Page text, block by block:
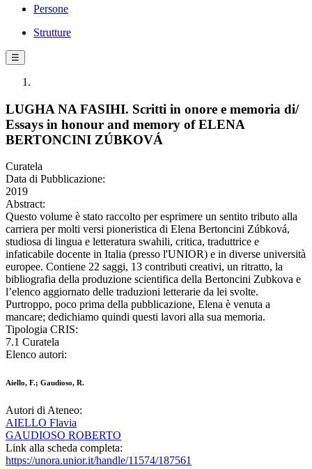
Persone
Strutture
☰
LUGHA NA FASIHI. Scritti in onore e memoria di/
Essays in honour and memory of ELENA
BERTONCINI ZÚBKOVÁ
Curatela
Data di Pubblicazione:
2019
Abstract:
Questo volume è stato raccolto per esprimere un sentito tributo alla
carriera per molti versi pioneristica di Elena Bertoncini Zúbková,
studiosa di lingua e letteratura swahili, critica, traduttrice e
infaticabile docente in Italia (presso l'UNIOR) e in diverse università
europee. Contiene 22 saggi, 13 contributi creativi, un ritratto, la
bibliografia della produzione scientifica della Bertoncini Zubkova e
l’elenco aggiornato delle traduzioni letterarie da lei svolte.
Purtroppo, poco prima della pubblicazione, Elena è venuta a
mancare; dedichiamo quindi questi lavori alla sua memoria.
Tipologia CRIS:
7.1 Curatela
Elenco autori:
Aiello, F.; Gaudioso, R.
Autori di Ateneo:
AIELLO Flavia
GAUDIOSO ROBERTO
Link alla scheda completa:
https://unora.unior.it/handle/11574/187561